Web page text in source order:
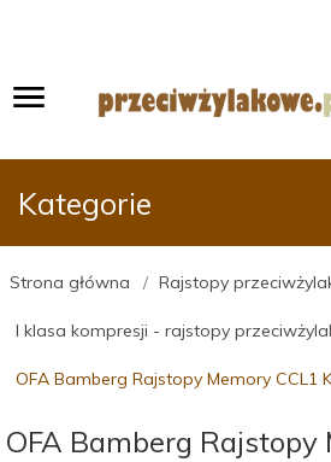
Kategorie
Strona główna Rajstopy
I klasa kompresji - rajstopy
OFA Bamberg Rajstopy Memory CCL1
OFA Bamberg Rajstopy